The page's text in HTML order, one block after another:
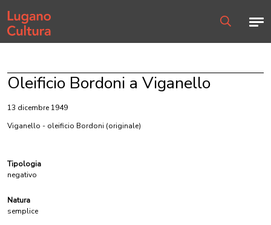
Home page
Oleificio Bordoni a Viganello
13 dicembre 1949
Viganello - oleificio Bordoni (originale)
Tipologia
negativo
Natura
semplice